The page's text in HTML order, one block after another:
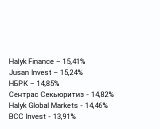
Halyk Finance – 15,41%
Jusan Invest – 15,24%
НБРК – 14,85%
Сентрас Секьюритиз - 14,82%
Halyk Global Markets - 14,46%
BCC Invest - 13,91%